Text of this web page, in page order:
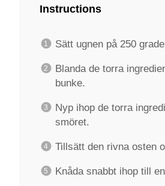
Instructions
Sätt ugnen på 250
Blanda de torra
bunke.
Nyp ihop de torra
smöret.
Tillsätt den rivna osten
Knåda snabbt ihop till